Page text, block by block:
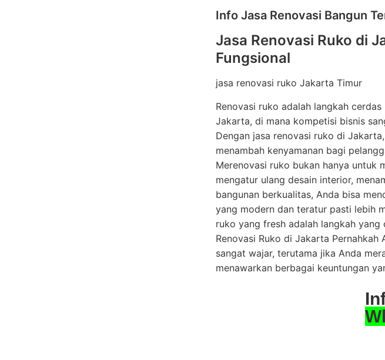
Info Jasa Renovasi Bangun
Jasa Renovasi Ruko di
Fungsional
jasa renovasi ruko Jakarta Timur
Renovasi ruko adalah langkah
Jakarta, di mana kompetisi bisnis
Dengan jasa renovasi ruko di
menambah kenyamanan bagi
Merenovasi ruko bukan hanya untuk
mengatur ulang desain interior,
bangunan berkualitas, Anda bisa
yang modern dan teratur pasti lebih
ruko yang fresh adalah langkah
Renovasi Ruko di Jakarta
sangat wajar, terutama jika Anda
menawarkan berbagai keuntungan